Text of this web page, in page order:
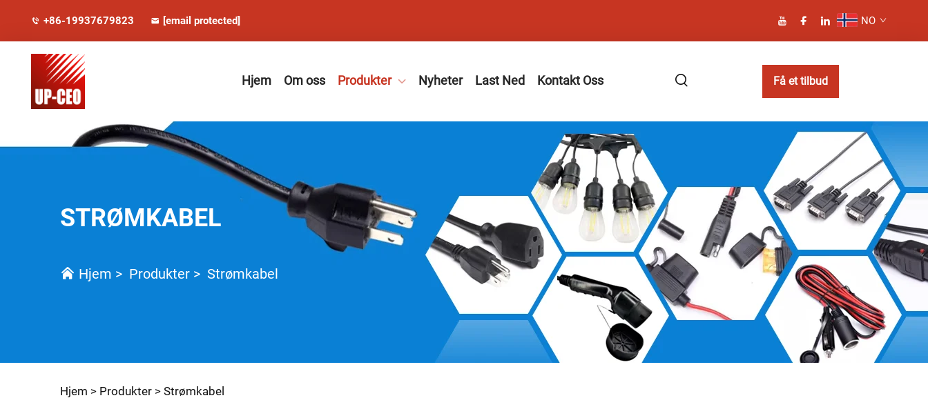
+86-19937679823 [email protected] NO
Hjem Om oss Produkter Nyheter Last Ned Kontakt Oss Få et tilbud
STRØMKABEL
Hjem > Produkter > Strømkabel
Hjem > Produkter > Strømkabel